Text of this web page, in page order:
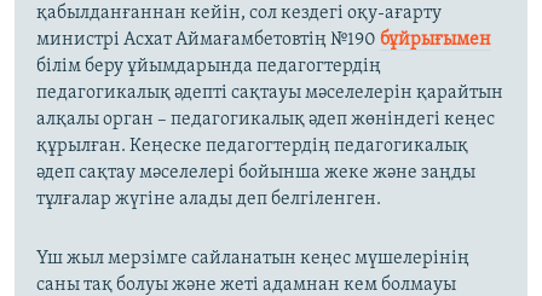
қабылданғаннан кейін, сол кездегі оқу-ағарту
министрі Асхат Аймағамбетовтің №190 бұйрығымен
білім беру ұйымдарында педагогтердің
педагогикалық әдепті сақтауы мәселелерін қарайтын
алқалы орган – педагогикалық әдеп жөніндегі кеңес
құрылған. Кеңеске педагогтердің педагогикалық
әдеп сақтау мәселелері бойынша жеке және заңды
тұлғалар жүгіне алады деп белгіленген.
Үш жыл мерзімге сайланатын кеңес мүшелерінің
саны тақ болуы және жеті адамнан кем болмауы